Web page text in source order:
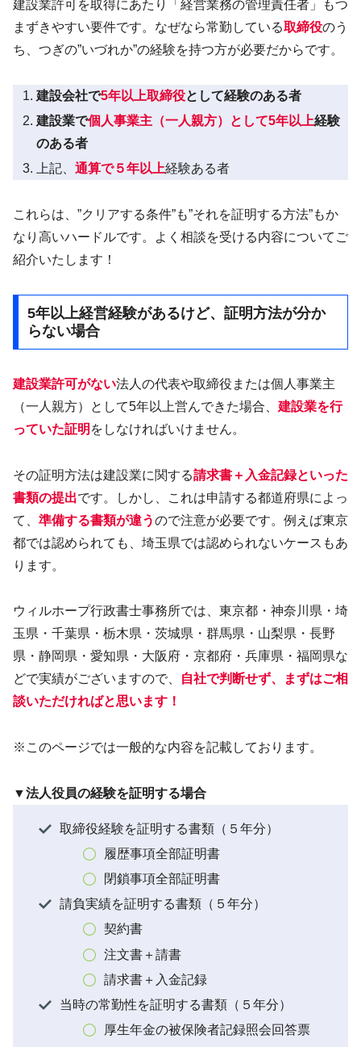
建設業許可を取得にあたり「経営業務の管理責任者」もつ
まずきやすい要件です。なぜなら常勤している取締役のう
ち、つぎの”いづれか”の経験を持つ方が必要だからです。
建設会社で5年以上取締役として経験のある者
建設業で個人事業主（一人親方）として5年以上経験
のある者
上記、通算で５年以上経験ある者
これらは、”クリアする条件”も”それを証明する方法”もか
なり高いハードルです。よく相談を受ける内容についてご
紹介いたします！
5年以上経営経験があるけど、証明方法が分か
らない場合
建設業許可がない法人の代表や取締役または個人事業主
（一人親方）として5年以上営んできた場合、 建設業を行
っていた証明 をしなければいけません。
その証明方法は建設業に関する請求書＋入金記録といった
書類の提出です。しかし、これは申請する都道府県によっ
て、 準備する書類が違うので注意が必要です。例えば東京
都では認められても、埼玉県では認められないケースもあ
ります。
ウィルホープ行政書士事務所では、東京都・神奈川県・埼
玉県・千葉県・栃木県・茨城県・群馬県・山梨県・長野
県・静岡県・愛知県・大阪府・京都府・兵庫県・福岡県な
どで実績がございますので、
自社で判断せず、まずはご相
談いただければと思います！
※このページでは一般的な内容を記載しております。
▼法人役員の経験を証明する場合
取締役経験を証明する書類（５年分）
履歴事項全部証明書
閉鎖事項全部証明書
請負実績を証明する書類（５年分）
契約書
注文書＋請書
請求書＋入金記録
当時の常勤性を証明する書類（５年分）
厚生年金の被保険者記録照会回答票